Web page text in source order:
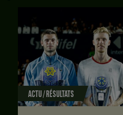
ACTU / RÉSULTATS